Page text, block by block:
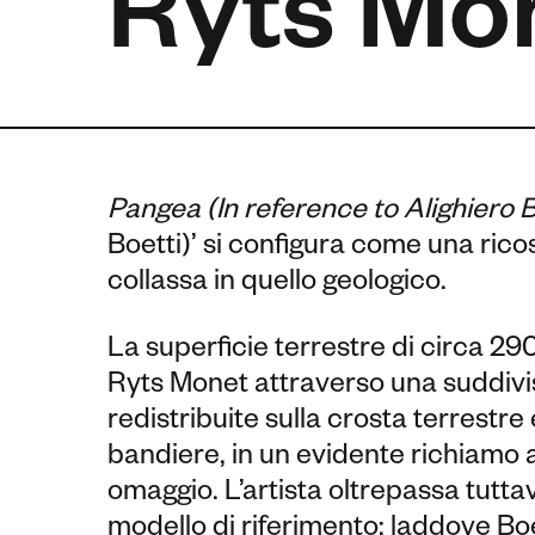
Ryts
Pangea (In reference to Alighiero
Boetti)’ si configura come una
collassa in quello geologico.
La superficie terrestre di circa
Ryts Monet attraverso una
redistribuite sulla crosta
bandiere, in un evidente richiamo
omaggio. L’artista oltrepassa